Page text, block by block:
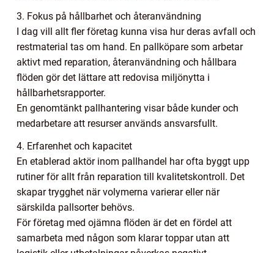
3. Fokus på hållbarhet och återanvändning
I dag vill allt fler företag kunna visa hur deras avfall och
restmaterial tas om hand. En pallköpare som arbetar
aktivt med reparation, återanvändning och hållbara
flöden gör det lättare att redovisa miljönytta i
hållbarhetsrapporter.
En genomtänkt pallhantering visar både kunder och
medarbetare att resurser används ansvarsfullt.
4. Erfarenhet och kapacitet
En etablerad aktör inom pallhandel har ofta byggt upp
rutiner för allt från reparation till kvalitetskontroll. Det
skapar trygghet när volymerna varierar eller när
särskilda pallsorter behövs.
För företag med ojämna flöden är det en fördel att
samarbeta med någon som klarar toppar utan att